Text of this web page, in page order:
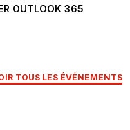
OUTLOOK 365
TOUS LES ÉVÉNEMENTS